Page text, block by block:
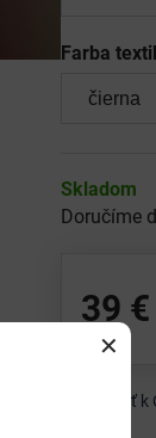
Farba
Skladom
Doručíme
39 €
Pridať
✕